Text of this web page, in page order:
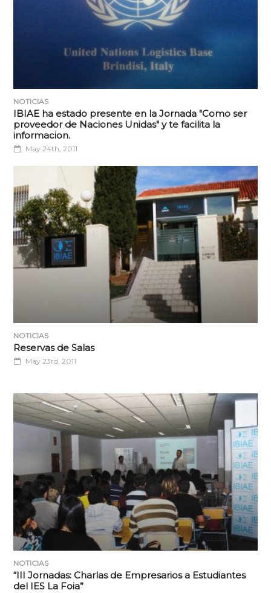
NOTICIAS
IBIAE ha estado presente en la Jornada "Como ser
proveedor de Naciones Unidas" y te facilita la
informacion.
May 24th, 2011
NOTICIAS
Reservas de Salas
May 23rd, 2011
NOTICIAS
“III Jornadas: Charlas de Empresarios a Estudiantes
del IES La Foia”